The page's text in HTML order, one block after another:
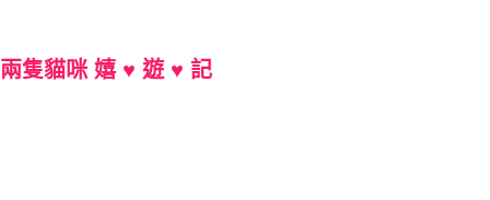
兩隻貓咪 嬉 ♥ 遊 ♥ 記